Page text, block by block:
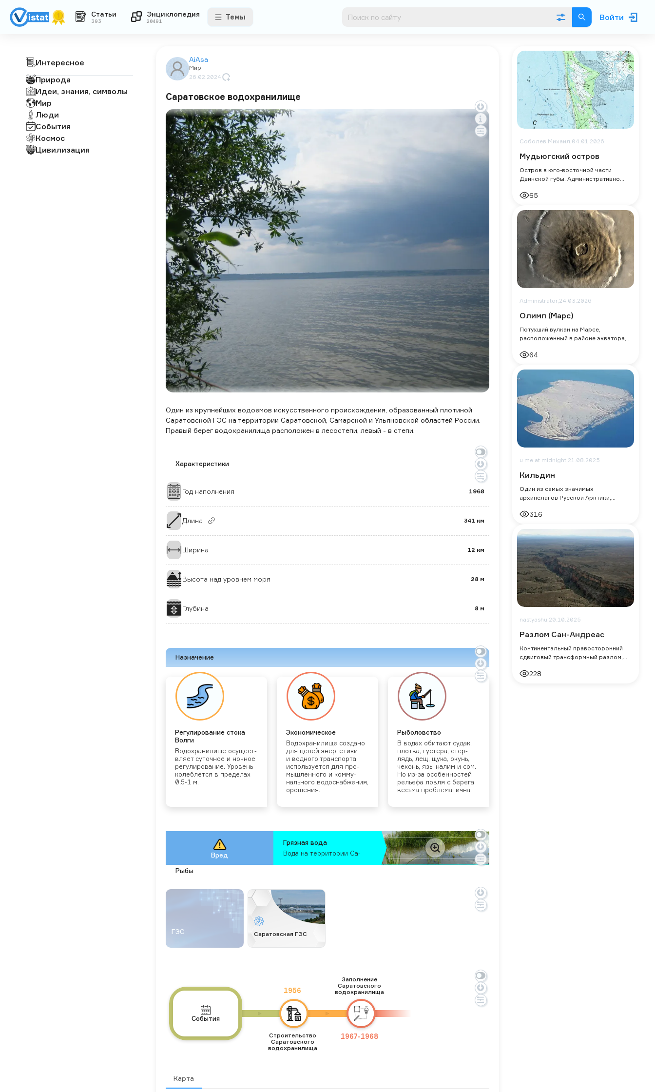
Статьи
393
Энциклопедия
20491 Темы Войти
Интересное
Природа
Идеи, знания, символы
Мир
Люди
События
Космос
Цивилизация
AiAsa
Мир
26.02.2024
Саратовское водохранилище
Один из крупнейших водоемов искусственного происхождения, образованный плотиной
Саратовской ГЭС на территории Саратовской, Самарской и Ульяновской областей России.
Правый берег водохранилища расположен в лесостепи, левый - в степи.
Характеристики
Год наполнения 1968
Длина 341 км
Ширина 12 км
Высота над уровнем моря 28 м
Глубина 8 м
Назначение
Ре­гули­рова­ние сто­ка
Вол­ги
Во­дох­ра­нили­ще осу­щест­
вля­ет су­точ­ное и ноч­ное
ре­гули­рова­ние. Уро­вень
ко­леб­лется в пре­делах
0,5-1 м.
Эко­номи­чес­кое
Во­дох­ра­нили­ще соз­да­но
для це­лей энер­ге­тики
и вод­но­го тран­спор­та,
ис­поль­зу­ет­ся для про­
мыш­ленно­го и ком­му­
наль­но­го во­дос­набже­ния,
оро­шения.
Ры­боловс­тво
В во­дах оби­та­ют су­дак,
плот­ва, гус­те­ра, стер­
лядь, лещ, щу­ка, окунь,
че­хонь, язь, на­лим и сом.
Но из-за осо­бен­ностей
рель­ефа лов­ля с бе­рега
весь­ма проб­ле­матич­на.
Вред
Гряз­ная во­да
Во­да на тер­ри­тории Са­
за 10 лет, ука­зано в до­
во­дото­ков ха­рак­те­рен
суль­фат­но-маг­ни­евый сос­
тав во­ды по­вышен­ной ми­
нера­лиза­ции и по­вышен­
ное со­дер­жа­ние со­еди­
нений мар­ганца, что обус­
Ры­бы
яние на миг­ра­цию
рыб(осет­ро­вых). Так­же на­
носит боль­шой вред са­мим
ры­бам. Каж­дая третья ры­ба
в Са­ратов­ском и Куй­бы­
шев­ском во­дох­ра­нили­ще
име­ет му­таци. Как от­ме­ча­
ют ис­сле­дова­тели, ры­бы-
му­тан­тов мо­жет нес­ти
опас­ность для здо­ровья
че­лове­ка.
ГЭС Саратовская ГЭС
События
1956
Строительство
Саратовского
водохранилища
1967-1968
Заполнение
Саратовского
водохранилища
Карта
Соболев Михаил,04.01.2026
Мудьюгский остров
Остров в юго-восточной части
Двинской губы. Административно
Приморского района Архангельской
65
Administrator,24.03.2026
Олимп (Марс)
Потухший вулкан на Марсе,
расположенный в районе экватора, в
64
u me at midnight,21.08.2025
Кильдин
Один из самых значимых
архипелагов Русской Арктики,
в 120 км к северо-востоку от
316
nastyashu,20.10.2025
Разлом Сан-Андреас
Континентальный правосторонний
сдвиговый трансформный разлом,
километров через Калифорнию,
228